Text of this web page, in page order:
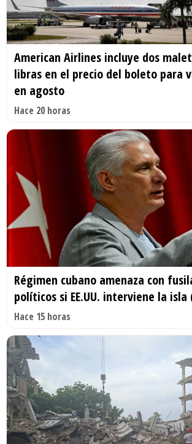
American Airlines incluye dos
libras en el precio del boleto para
en agosto
Hace 20 horas
Régimen cubano amenaza con
políticos si EE.UU. interviene la isla
Hace 15 horas